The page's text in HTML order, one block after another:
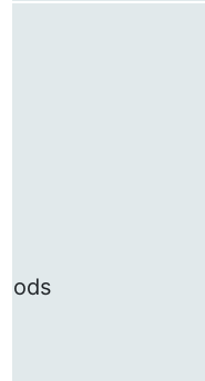
ods